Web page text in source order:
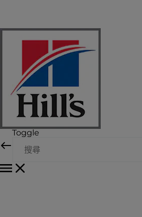
Toggle